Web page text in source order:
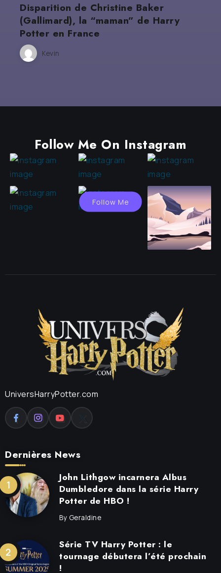
Disparition de Christine Baker
(Gallimard), la “maman” de Harry
Potter en France
Kevin
Follow Me On Instagram
Follow Me
UniversHarryPotter.com
Dernières News
John Lithgow incarnera Albus
Dumbledore dans la série Harry
Potter de HBO !
By Geraldine
Série TV Harry Potter : le
tournage débutera l’été prochain
!